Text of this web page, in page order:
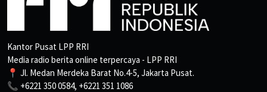
Kantor Pusat LPP RRI
Media radio berita online terpercaya - LPP RRI
📍 Jl. Medan Merdeka Barat No.4-5, Jakarta Pusat.
📞 +6221 350 0584, +6221 351 1086